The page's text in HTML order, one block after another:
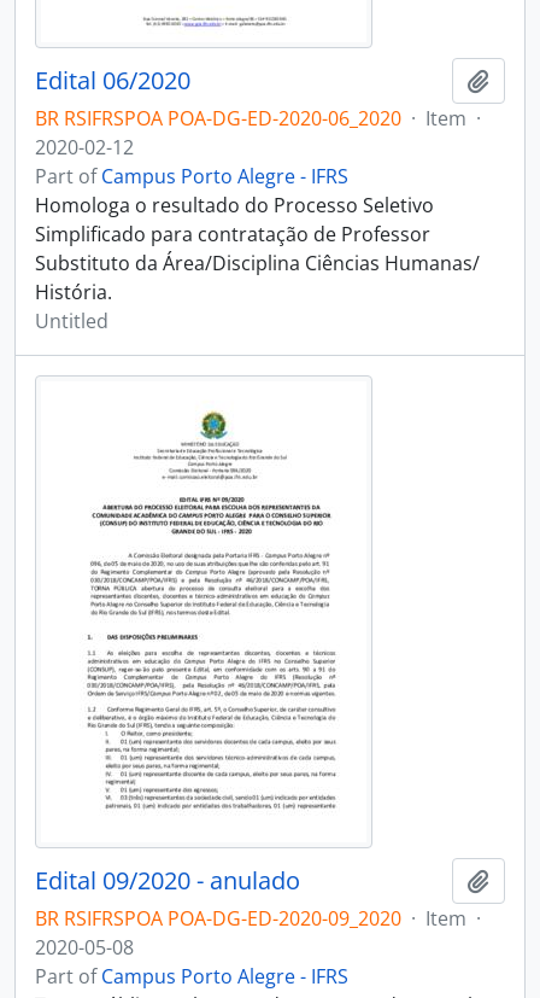
Edital 06/2020
BR RSIFRSPOA POA-DG-ED-2020-06_2020 · Item ·
2020-02-12
Part ofCampus Porto Alegre - IFRS
Homologa o resultado do Processo Seletivo
Simplificado para contratação de Professor
Substituto da Área/Disciplina Ciências Humanas/
História.
Untitled
Edital 09/2020 - anulado
BR RSIFRSPOA POA-DG-ED-2020-09_2020 · Item ·
2020-05-08
Part ofCampus Porto Alegre - IFRS